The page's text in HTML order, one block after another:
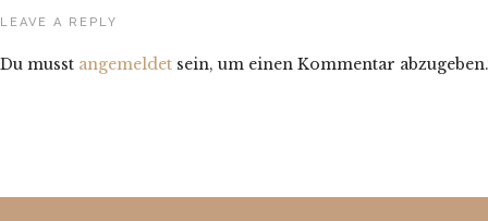
LEAVE A REPLY
Du musst angemeldet sein, um einen Kommentar abzugeben.